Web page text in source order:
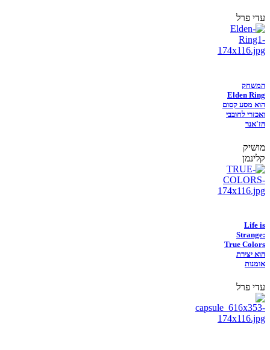
עדי פרל
המשחק
Elden Ring
הוא מסע קסום
ואכזרי לחובבי
הז'אנר
מושיק
קלינמן
Life is
Strange:
True Colors
הוא יצירת
אומנות
עדי פרל